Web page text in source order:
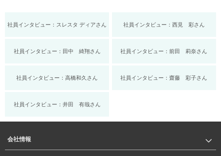
社員インタビュー：スレスタ ディアさん 社員インタビュー：西見 彩さん
社員インタビュー：田中 綺翔さん 社員インタビュー：前田 莉奈さん
社員インタビュー：高橋和久さん 社員インタビュー：齋藤 彩子さん
社員インタビュー：井田 有哉さん
会社情報